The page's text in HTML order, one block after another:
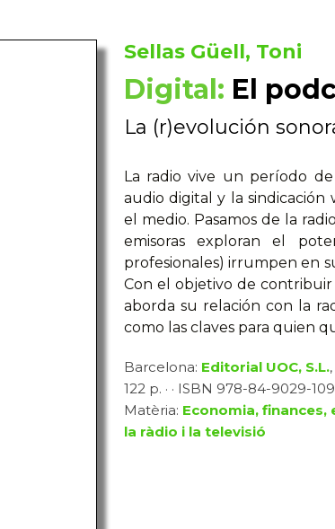
Sellas Güell, Toni
Digital: El
La (r)evolución
La radio vive un período
audio digital y la
el medio. Pasamos de la
emisoras exploran el
profesionales) irrumpen en
Con el objetivo de
aborda su relación con la
como las claves para quien
Barcelona: Editorial UOC, S.L.,
122 p. · · ISBN 978-84-9029-
Matèria: Economia, finances,
la ràdio i la televisió